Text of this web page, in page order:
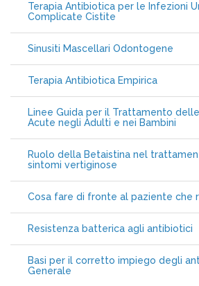
Terapia Antibiotica per le Infezioni
Complicate Cistite
Sinusiti Mascellari Odontogene
Terapia Antibiotica Empirica
Linee Guida per il Trattamento
Acute negli Adulti e nei Bambini
Ruolo della Betaistina nel
sintomi vertiginose
Cosa fare di fronte al paziente che
Resistenza batterica agli antibiotici
Basi per il corretto impiego degli
Generale